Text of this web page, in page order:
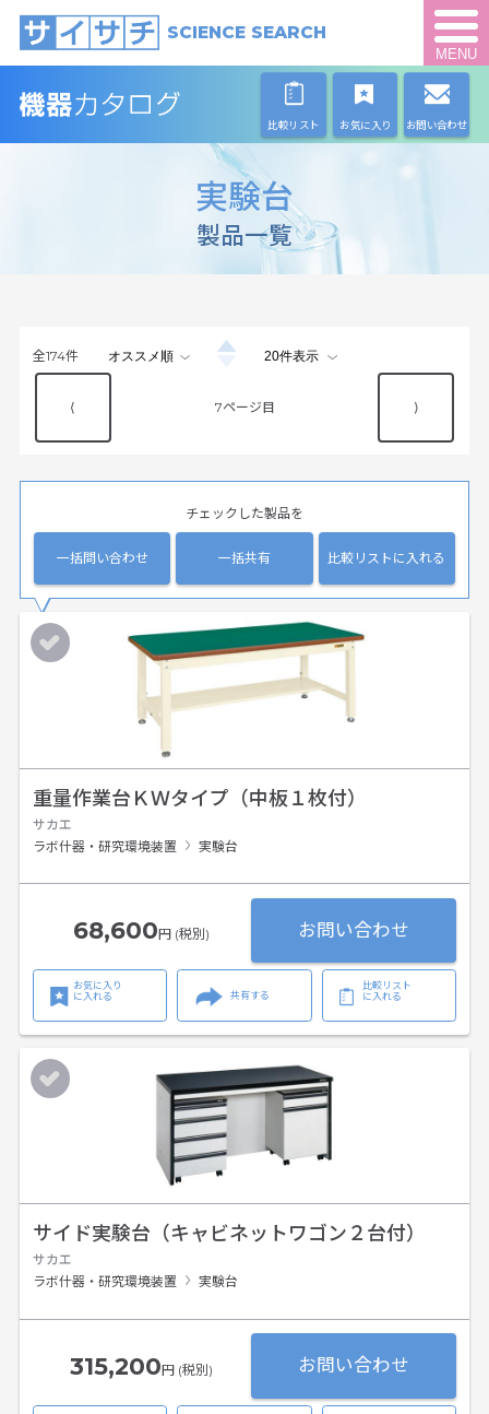
SCIENCE SEARCH
MENU
比較リスト お気に入り お問い合わせ
実験台
製品一覧
全174件
⟨ 7 ⟩
チェックした製品を
一括問い合わせ 一括共有 比較リストに入れる
重量作業台ＫＷタイプ（中板１枚付）
サカエ
ラボ什器・研究環境装置
実験台
68,600円 (税別) お問い合わせ
お気に入り
に入れる
共有する
比較リスト
に入れる
サイド実験台（キャビネットワゴン２台付）
サカエ
ラボ什器・研究環境装置
実験台
315,200円 (税別) お問い合わせ